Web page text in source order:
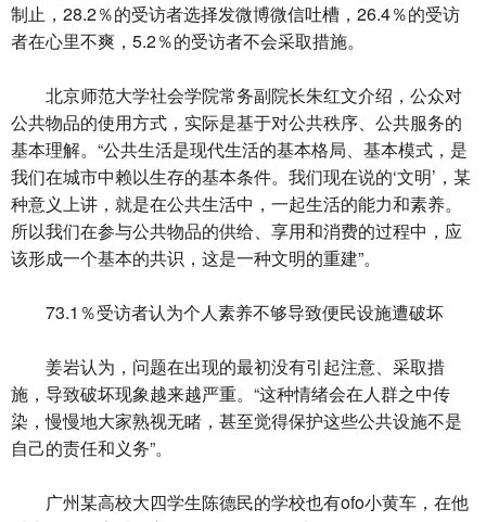
制止，28.2％的受访者选择发微博微信吐槽，26.4％的受访
者在心里不爽，5.2％的受访者不会采取措施。
北京师范大学社会学院常务副院长朱红文介绍，公众对
公共物品的使用方式，实际是基于对公共秩序、公共服务的
基本理解。“公共生活是现代生活的基本格局、基本模式，是
我们在城市中赖以生存的基本条件。我们现在说的‘文明’，某
种意义上讲，就是在公共生活中，一起生活的能力和素养。
所以我们在参与公共物品的供给、享用和消费的过程中，应
该形成一个基本的共识，这是一种文明的重建”。
73.1％受访者认为个人素养不够导致便民设施遭破坏
姜岩认为，问题在出现的最初没有引起注意、采取措
施，导致破坏现象越来越严重。“这种情绪会在人群之中传
染，慢慢地大家熟视无睹，甚至觉得保护这些公共设施不是
自己的责任和义务”。
广州某高校大四学生陈德民的学校也有ofo小黄车，在他